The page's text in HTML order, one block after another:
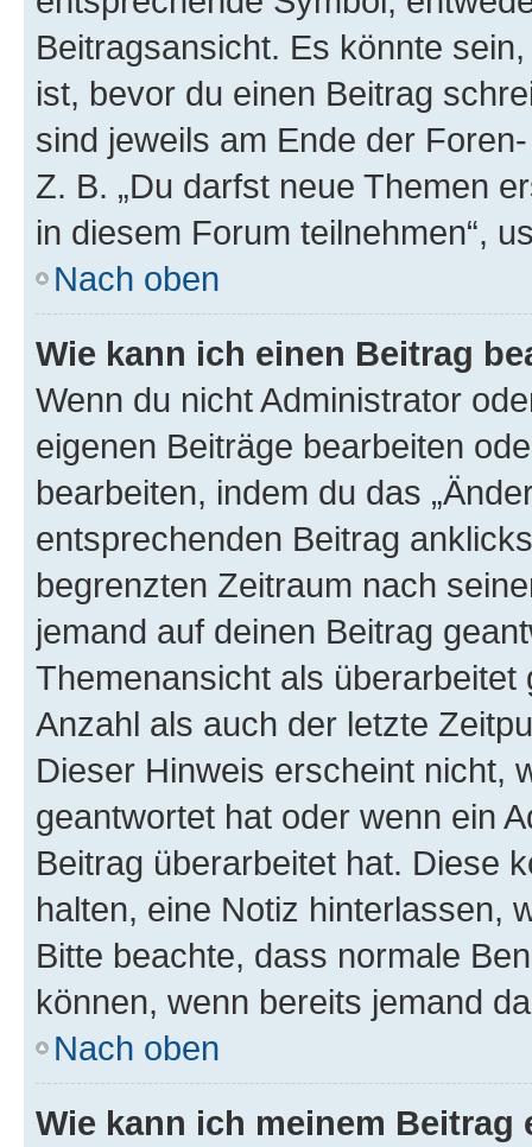
Beitragsansicht. Es könnte
ist, bevor du einen Beitrag
sind jeweils am Ende der
Z. B. „Du darfst neue Themen
in diesem Forum teilnehmen“,
Nach oben
Wie kann ich einen Beitrag
Wenn du nicht Administrator
eigenen Beiträge bearbeiten
bearbeiten, indem du das
entsprechenden Beitrag
begrenzten Zeitraum nach
jemand auf deinen Beitrag
Themenansicht als
Anzahl als auch der letzte
Dieser Hinweis erscheint nicht,
geantwortet hat oder wenn ein
Beitrag überarbeitet hat. Diese
halten, eine Notiz hinterlassen,
Bitte beachte, dass normale
können, wenn bereits jemand
Nach oben
Wie kann ich meinem